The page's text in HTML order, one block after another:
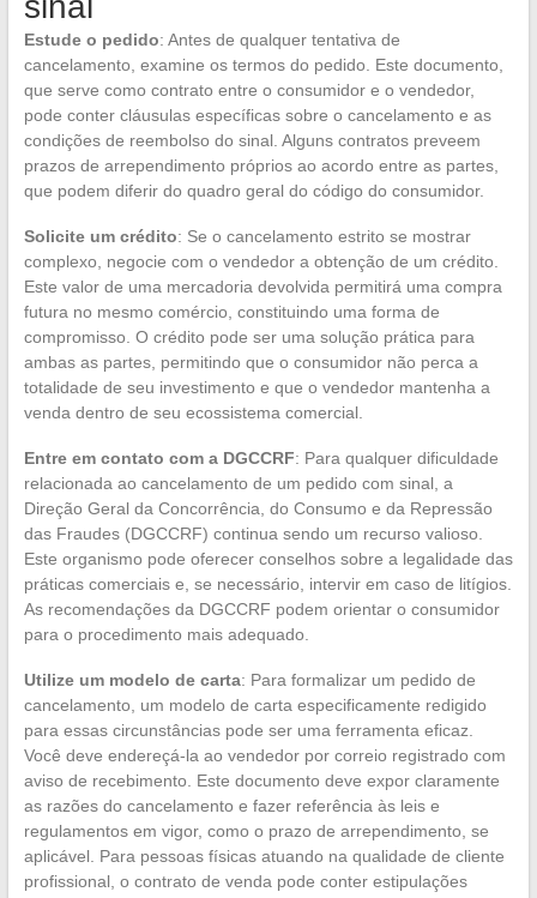
Estude o pedido: Antes de qualquer tentativa de
cancelamento, examine os termos do pedido. Este documento,
que serve como contrato entre o consumidor e o vendedor,
pode conter cláusulas específicas sobre o cancelamento e as
condições de reembolso do sinal. Alguns contratos preveem
prazos de arrependimento próprios ao acordo entre as partes,
que podem diferir do quadro geral do código do consumidor.
Solicite um crédito: Se o cancelamento estrito se mostrar
complexo, negocie com o vendedor a obtenção de um crédito.
Este valor de uma mercadoria devolvida permitirá uma compra
futura no mesmo comércio, constituindo uma forma de
compromisso. O crédito pode ser uma solução prática para
ambas as partes, permitindo que o consumidor não perca a
totalidade de seu investimento e que o vendedor mantenha a
venda dentro de seu ecossistema comercial.
Entre em contato com a DGCCRF: Para qualquer dificuldade
relacionada ao cancelamento de um pedido com sinal, a
Direção Geral da Concorrência, do Consumo e da Repressão
das Fraudes (DGCCRF) continua sendo um recurso valioso.
Este organismo pode oferecer conselhos sobre a legalidade das
práticas comerciais e, se necessário, intervir em caso de litígios.
As recomendações da DGCCRF podem orientar o consumidor
para o procedimento mais adequado.
Utilize um modelo de carta: Para formalizar um pedido de
cancelamento, um modelo de carta especificamente redigido
para essas circunstâncias pode ser uma ferramenta eficaz.
Você deve endereçá-la ao vendedor por correio registrado com
aviso de recebimento. Este documento deve expor claramente
as razões do cancelamento e fazer referência às leis e
regulamentos em vigor, como o prazo de arrependimento, se
aplicável. Para pessoas físicas atuando na qualidade de cliente
profissional, o contrato de venda pode conter estipulações